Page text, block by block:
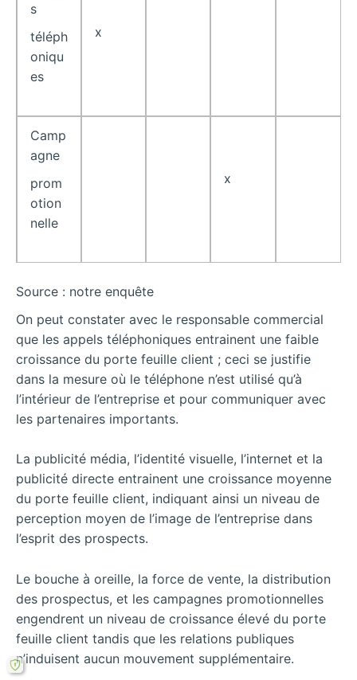
s
téléph
oniqu
es
x
Camp
agne
prom
otion
nelle
x
Source : notre enquête
On peut constater avec le responsable commercial
que les appels téléphoniques entrainent une faible
croissance du porte feuille client ; ceci se justifie
dans la mesure où le téléphone n’est utilisé qu’à
l’intérieur de l’entreprise et pour communiquer avec
les partenaires importants.
La publicité média, l’identité visuelle, l’internet et la
publicité directe entrainent une croissance moyenne
du porte feuille client, indiquant ainsi un niveau de
perception moyen de l’image de l’entreprise dans
l’esprit des prospects.
Le bouche à oreille, la force de vente, la distribution
des prospectus, et les campagnes promotionnelles
engendrent un niveau de croissance élevé du porte
feuille client tandis que les relations publiques
n’induisent aucun mouvement supplémentaire.